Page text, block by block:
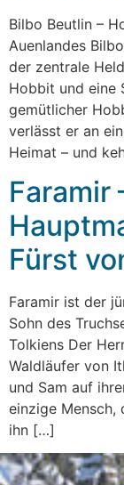
Bilbo Beutlin –
Auenlandes
der zentrale
Hobbit und eine
gemütlicher
verlässt er an
Heimat – und
Faramir
Fürst
Faramir ist der
Sohn des
Tolkiens Der
Waldläufer von
und Sam auf
einzige Mensch,
ihn […]